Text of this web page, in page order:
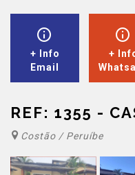
+ Info
Email
+
REF: 1355 -
Costão / Peruíbe